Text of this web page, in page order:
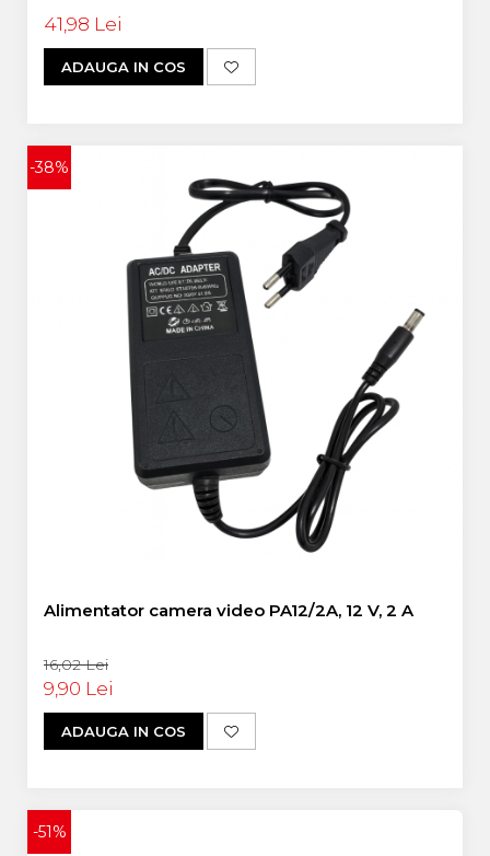
41,98 Lei
ADAUGA IN COS
-38%
Alimentator camera video PA12/2A, 12 V, 2 A
16,02 Lei
9,90 Lei
ADAUGA IN COS
-51%